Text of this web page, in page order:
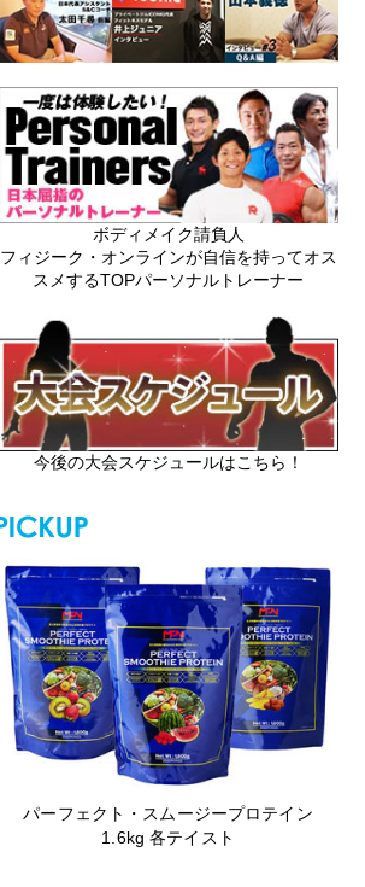
ボディメイク請負人
フィジーク・オンラインが自信を持ってオス
スメするTOPパーソナルトレーナー
今後の大会スケジュールはこちら！
パーフェクト・スムージープロテイン
1.6kg 各テイスト